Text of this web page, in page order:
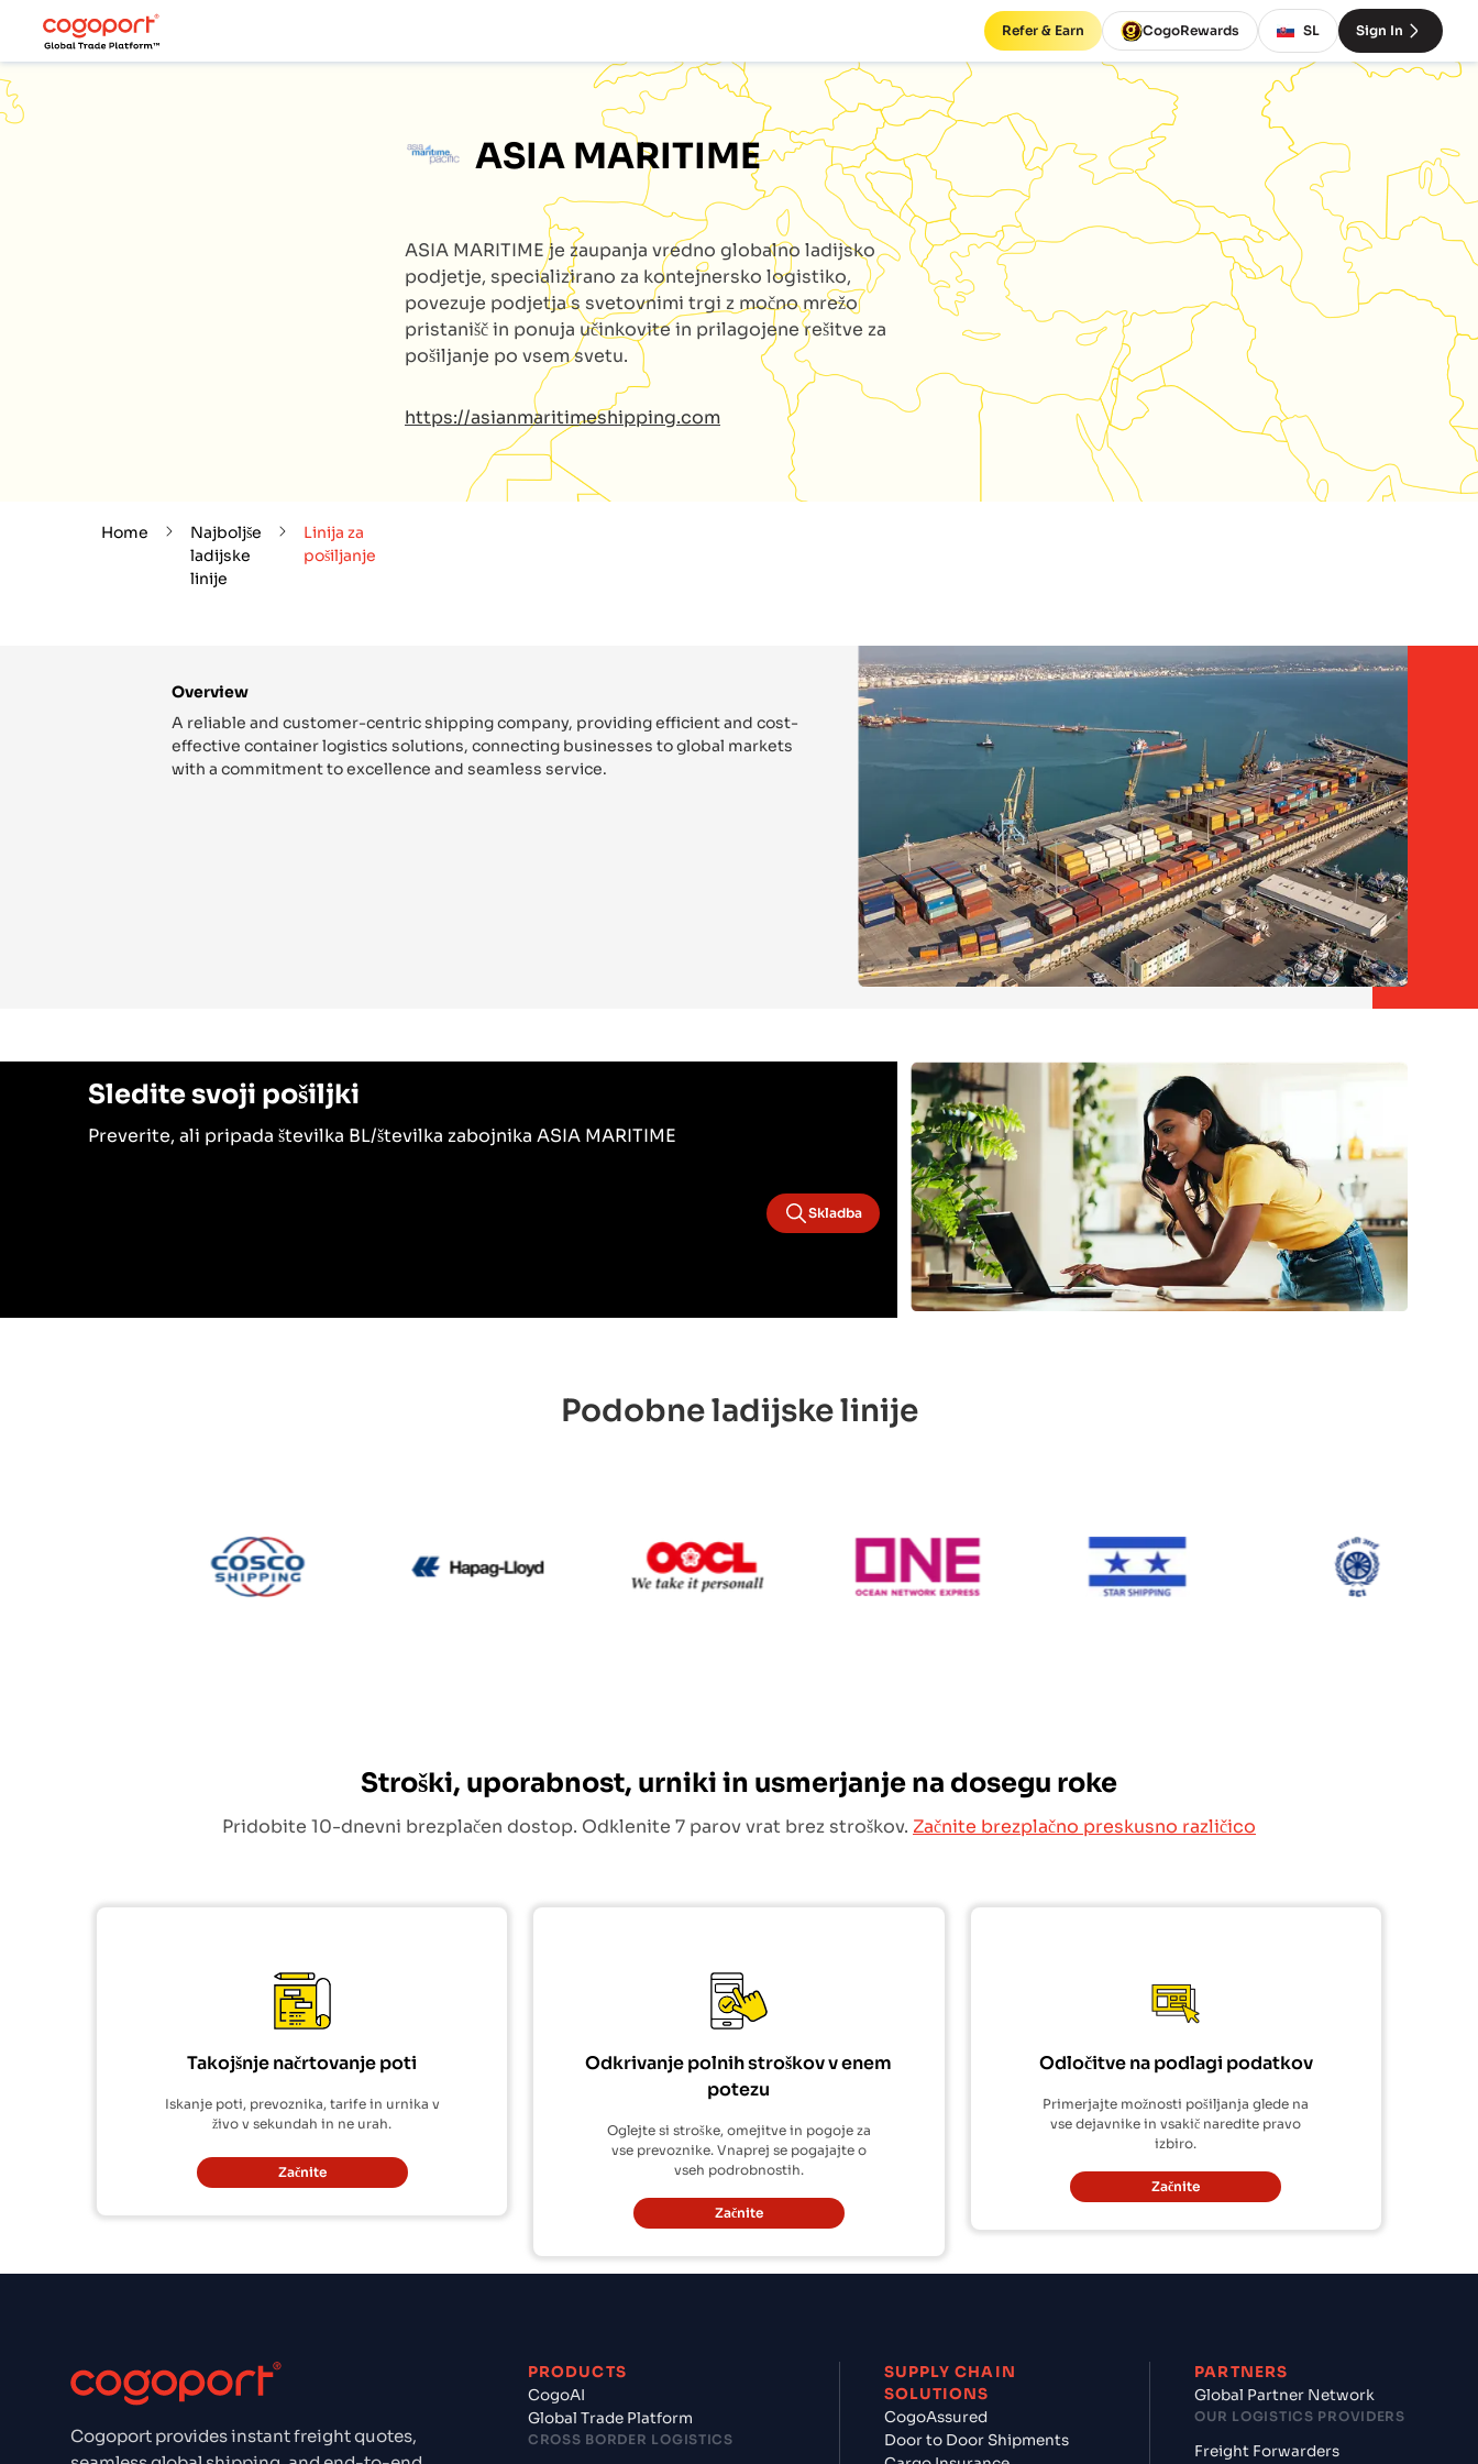
Refer & Earn CogoRewards SL Sign In
ASIA MARITIME
ASIA MARITIMEje zaupanja vredno globalno ladijsko
podjetje, specializirano za kontejnersko logistiko,
povezuje podjetja s svetovnimi trgi z močno mrežo
pristanišč in ponuja učinkovite in prilagojene rešitve za
pošiljanje po vsem svetu.
https://asianmaritimeshipping.com
Home
Najboljše
ladijske
linije
Linija za
pošiljanje
Overview
A reliable and customer-centric shipping company, providing efficient and cost-
effective container logistics solutions, connecting businesses to global markets
with a commitment to excellence and seamless service.
Sledite svoji pošiljki
Preverite, ali pripada številka BL/številka zabojnika ASIA MARITIME
Skladba
Podobne ladijske linije
ONE Line
Stroški, uporabnost, urniki in usmerjanje na dosegu roke
Pridobite 10-dnevni brezplačen dostop. Odklenite 7 parov vrat brez stroškov. Začnite brezplačno preskusno različico
Takojšnje načrtovanje poti
Iskanje poti, prevoznika, tarife in urnika v
živo v sekundah in ne urah.
Začnite
Odkrivanje polnih stroškov v enem
potezu
Oglejte si stroške, omejitve in pogoje za
vse prevoznike. Vnaprej se pogajajte o
vseh podrobnostih.
Začnite
Odločitve na podlagi podatkov
Primerjajte možnosti pošiljanja glede na
vse dejavnike in vsakič naredite pravo
izbiro.
Začnite
Cogoport provides instant freight quotes,
PRODUCTS
CogoAI
Global Trade Platform
CROSS BORDER LOGISTICS
SUPPLY CHAIN
SOLUTIONS
CogoAssured
Door to Door Shipments
PARTNERS
Global Partner Network
OUR LOGISTICS PROVIDERS
Freight Forwarders